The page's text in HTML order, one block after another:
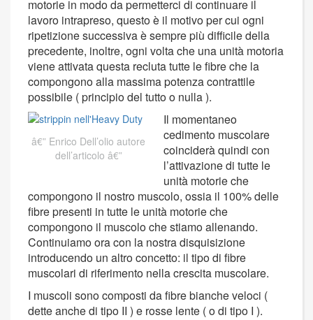
motorie in modo da permetterci di continuare il
lavoro intrapreso, questo è il motivo per cui ogni
ripetizione successiva è sempre più difficile della
precedente, inoltre, ogni volta che una unità motoria
viene attivata questa recluta tutte le fibre che la
compongono alla massima potenza contrattile
possibile ( principio del tutto o nulla ).
Enrico Dell’olio autore
dell’articolo
Il momentaneo
cedimento muscolare
coinciderà quindi con
l’attivazione di tutte le
unità motorie che
compongono il nostro muscolo, ossia il 100% delle
fibre presenti in tutte le unità motorie che
compongono il muscolo che stiamo allenando.
Continuiamo ora con la nostra disquisizione
introducendo un altro concetto: il tipo di fibre
muscolari di riferimento nella crescita muscolare.
I muscoli sono composti da fibre bianche veloci (
dette anche di tipo II ) e rosse lente ( o di tipo I ).